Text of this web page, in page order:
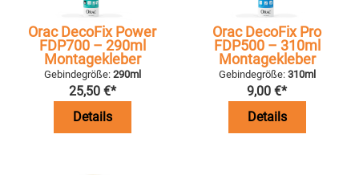
Orac DecoFix Power
FDP700 – 290ml
Montagekleber
Gebindegröße: 290ml
25,50 €*
Details
Orac DecoFix Pro
FDP500 – 310ml
Montagekleber
Gebindegröße: 310ml
9,00 €*
Details